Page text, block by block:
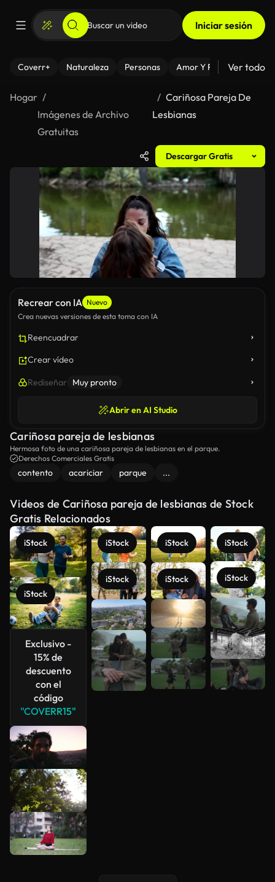
Iniciar sesión
Coverr+ Naturaleza Personas Amor Y Relaciones
Ver todo
Hogar
Imágenes de Archivo
Gratuitas
Cariñosa Pareja De
Lesbianas
Descargar Gratis
Recrear con IA Nuevo
Crea nuevas versiones de esta toma con IA
Reencuadrar
Crear vídeo
Rediseñar Muy pronto
Abrir en AI Studio
Cariñosa pareja de lesbianas
Hermosa foto de una cariñosa pareja de lesbianas en el parque.
Derechos Comerciales Gratis
contento acariciar parque ...
Videos de Cariñosa pareja de lesbianas de Stock
Gratis Relacionados
iStock
iStock
Exclusivo -
15% de
descuento
con el
código
"COVERR15"
iStock
iStock
iStock
iStock
iStock
iStock
Ver más